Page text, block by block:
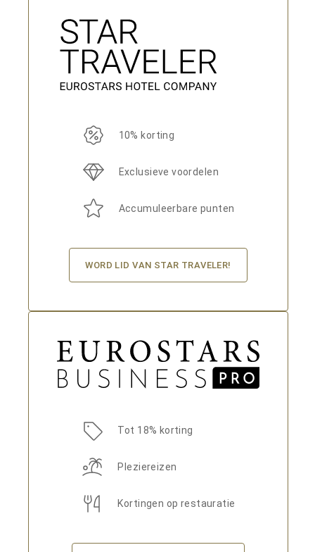
10% korting
Exclusieve voordelen
Accumuleerbare punten
WORD LID VAN STAR TRAVELER!
Tot 18% korting
Pleziereizen
Kortingen op restauratie